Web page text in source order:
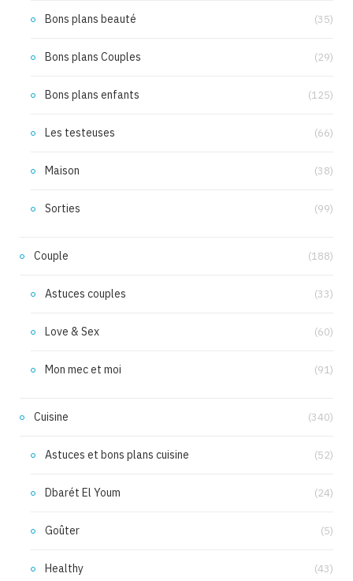
Bons plans beauté (35)
Bons plans Couples (29)
Bons plans enfants (125)
Les testeuses (66)
Maison (38)
Sorties (99)
Couple (188)
Astuces couples (33)
Love & Sex (60)
Mon mec et moi (91)
Cuisine (340)
Astuces et bons plans cuisine (52)
Dbarét El Youm (24)
Goûter (5)
Healthy (43)